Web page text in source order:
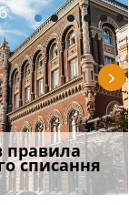
правила
списання
03
отримати
за
дії